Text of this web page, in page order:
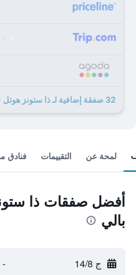
32 صفقة إضافية لـ ذا ستونز هوتل - ليجيان بالي
لمحة عن التقييمات فنادق
أفضل صفقات ذا
بالي
ج 14/8 -